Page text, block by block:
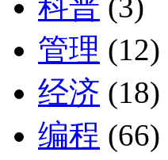
科普 (3)
管理 (12)
经济 (18)
编程 (66)